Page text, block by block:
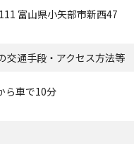
富山県小矢部市新西47
交通手段・アクセス方法等
ら車で10分